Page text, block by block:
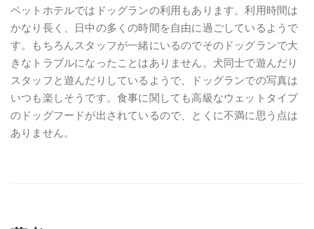
ペットホテルではドッグランの利用もあります。利用時間は
かなり長く、日中の多くの時間を自由に過ごしているようで
す。もちろんスタッフが一緒にいるのでそのドッグランで大
きなトラブルになったことはありません。犬同士で遊んだり
スタッフと遊んだりしているようで、ドッグランでの写真は
いつも楽しそうです。食事に関しても高級なウェットタイプ
のドッグフードが出されているので、とくに不満に思う点は
ありません。